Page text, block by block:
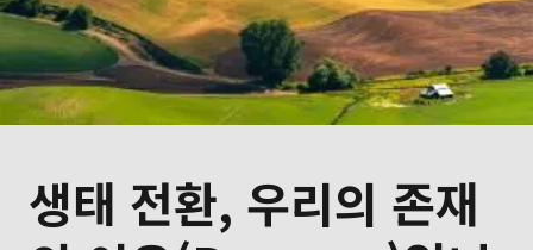
생태 전환, 우리의 존재